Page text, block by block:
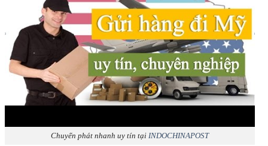
Chuyển phát nhanh uy tín tại INDOCHINAPOST